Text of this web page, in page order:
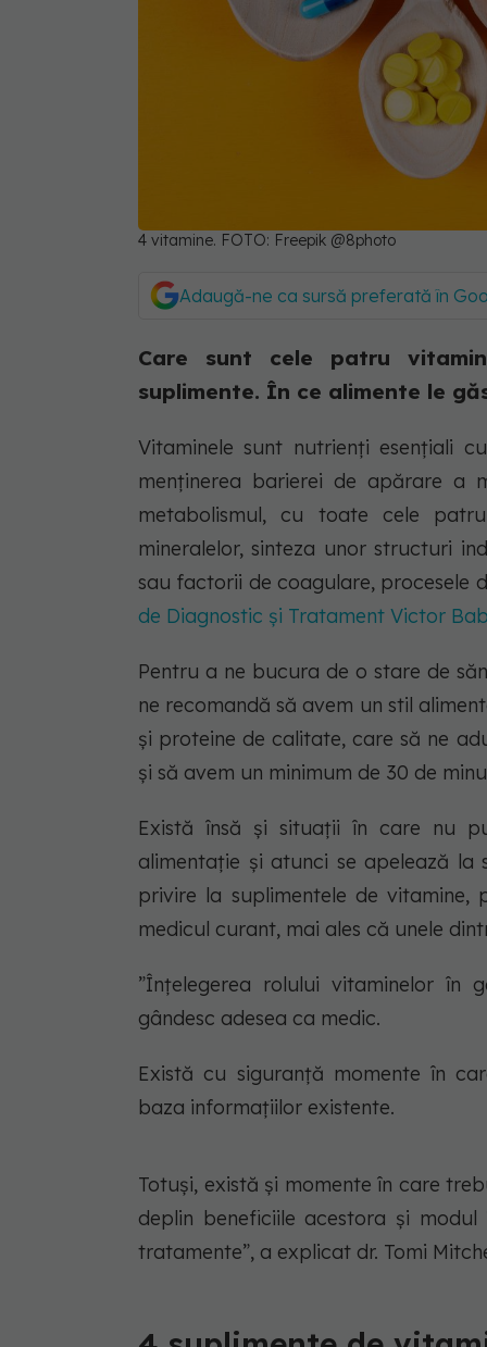
4 vitamine. FOTO: Freepik @8photo
Adaugă-ne ca sursă preferată în
Care sunt cele patru
suplimente. În ce alimente le
Vitaminele sunt nutrienți esențiali
menținerea barierei de apărare a
metabolismul, cu toate cele
mineralelor, sinteza unor structuri
sau factorii de coagulare, procesele
de Diagnostic și Tratament Victor
Pentru a ne bucura de o stare de
ne recomandă să avem un stil
și proteine de calitate, care să ne
și să avem un minimum de 30 de
Există însă și situații în care nu
alimentație și atunci se apelează la
privire la suplimentele de
medicul curant, mai ales că unele
”Înțelegerea rolului vitaminelor în
gândesc adesea ca medic.
Există cu siguranță momente în
baza informațiilor existente.
Totuși, există și momente în care
deplin beneficiile acestora și
tratamente”, a explicat dr. Tomi